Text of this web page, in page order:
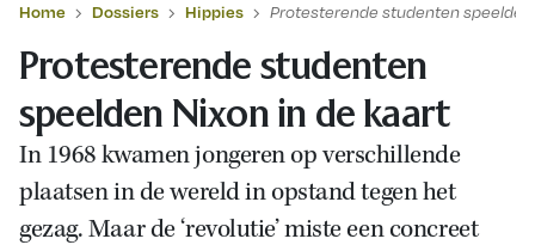
Home Dossiers Hippies Protesterende studenten
Protesterende studenten
speelden Nixon in de kaart
In 1968 kwamen jongeren op verschillende
plaatsen in de wereld in opstand tegen het
gezag. Maar de ‘revolutie’ miste een concreet